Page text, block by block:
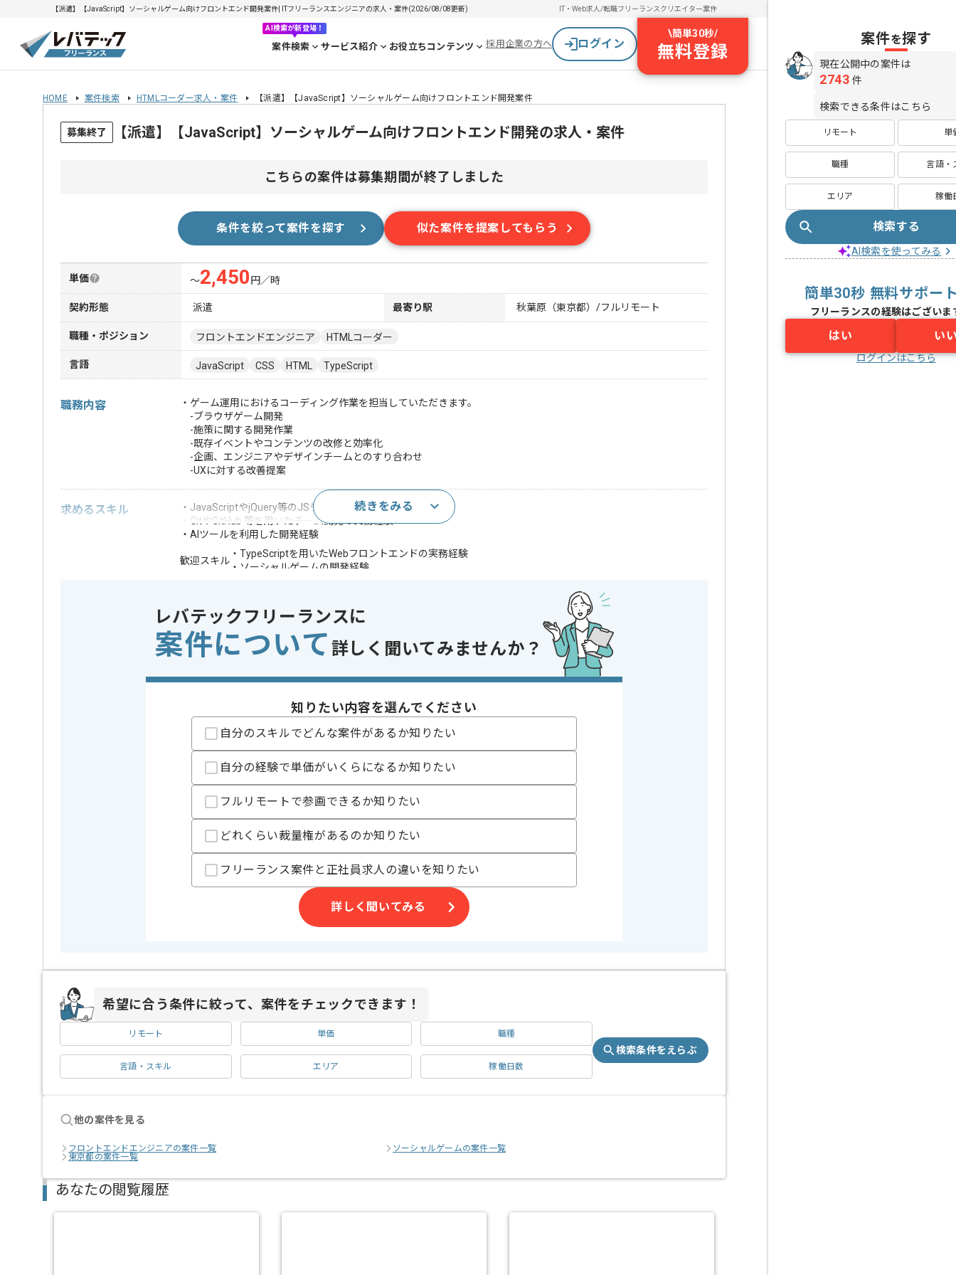
【派遣】【JavaScript】ソーシャルゲーム向けフロントエンド開発案件| ITフリーランスエンジニアの求人・案件(2026/08/08更新) IT・Web求人/転職フリーランスクリエイター案件
AI検索が新登場！
案件検索 サービス紹介 お役立ちコンテンツ 採用企業の方へ ログイン
\簡単30秒/
無料登録
HOME 案件検索 HTMLコーダー求人・案件 【派遣】【JavaScript】ソーシャルゲーム向けフロントエンド開発案件
募集終了 【派遣】【JavaScript】ソーシャルゲーム向けフロントエンド開発の求人・案件
こちらの案件は募集期間が終了しました
条件を絞って案件を探す 似た案件を提案してもらう
単価 〜2,450 円／時
契約形態 派遣 最寄り駅 秋葉原（東京都）/フルリモート
職種・ポジション フロントエンドエンジニア HTMLコーダー
言語 JavaScript CSS HTML TypeScript
職務内容
・ゲーム運用におけるコーディング作業を担当していただきます。
-ブラウザゲーム開発
-施策に関する開発作業
-既存イベントやコンテンツの改修と効率化
-企画、エンジニアやデザインチームとのすり合わせ
-UXに対する改善提案
求めるスキル
・JavaScriptやjQuery等のJSライブラリの実装経験（2年）
・GitやGitHub 等を用いたチーム開発の実務経験
・AIツールを利用した開発経験
歓迎スキル
・TypeScriptを用いたWebフロントエンドの実務経験
・ソーシャルゲームの開発経験
この案件で扱う技術 フレームワーク
jQuery
開発ツール
GitHub , Git
この案件のポイント 業界
ソーシャルゲーム
ソーシャルゲームやBtoC向けコンテンツなどを
世の中に多数展開している有名企業にご参画いただきます。
コミュニケーションをとりながら作業を進められる方や、
向上心があり、新しい技術への学習意欲がある方は、
現場の風土になじみやすく、作業しやすい環境です。
続きをみる
レバテックフリーランスに
案件について 詳しく聞いてみませんか？
知りたい内容を選んでください
自分のスキルでどんな案件があるか知りたい
自分の経験で単価がいくらになるか知りたい
フルリモートで参画できるか知りたい
どれくらい裁量権があるのか知りたい
フリーランス案件と正社員求人の違いを知りたい
詳しく聞いてみる
希望に合う条件に絞って、案件をチェックできます！
リモート 単価 職種
言語・スキル エリア 稼働日数
検索条件をえらぶ
他の案件を見る
フロントエンドエンジニアの案件一覧
ソーシャルゲームの案件一覧
東京都の案件一覧
あなたの閲覧履歴
案件を探す
現在公開中の案件は
2743 件
検索できる条件はこちら
リモート 単
職種 言語・
エリア 稼働
検索する
AI検索を使ってみる
簡単30秒 無料サポー
フリーランスの経験はございま
はい い
ログインはこちら